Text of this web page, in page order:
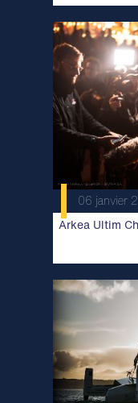
06 janvier
Arkea Ultim